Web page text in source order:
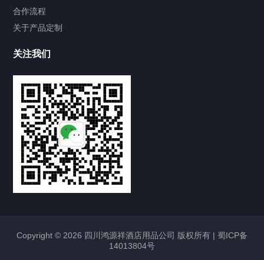
合作流程
关于产品定制
关注我们
Copyright © 2026 四川鸿源祥酒店用品公司 版权所有 | 蜀ICP备
14013804号